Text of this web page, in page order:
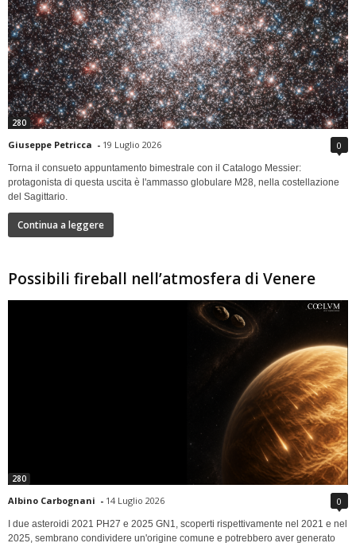
280
Giuseppe Petricca - 19 Luglio 2026 0
Torna il consueto appuntamento bimestrale con il Catalogo Messier:
protagonista di questa uscita è l'ammasso globulare M28, nella costellazione
del Sagittario.
Continua a leggere
Possibili fireball nell’atmosfera di Venere
280
Albino Carbognani - 14 Luglio 2026 0
I due asteroidi 2021 PH27 e 2025 GN1, scoperti rispettivamente nel 2021 e nel
2025, sembrano condividere un'origine comune e potrebbero aver generato